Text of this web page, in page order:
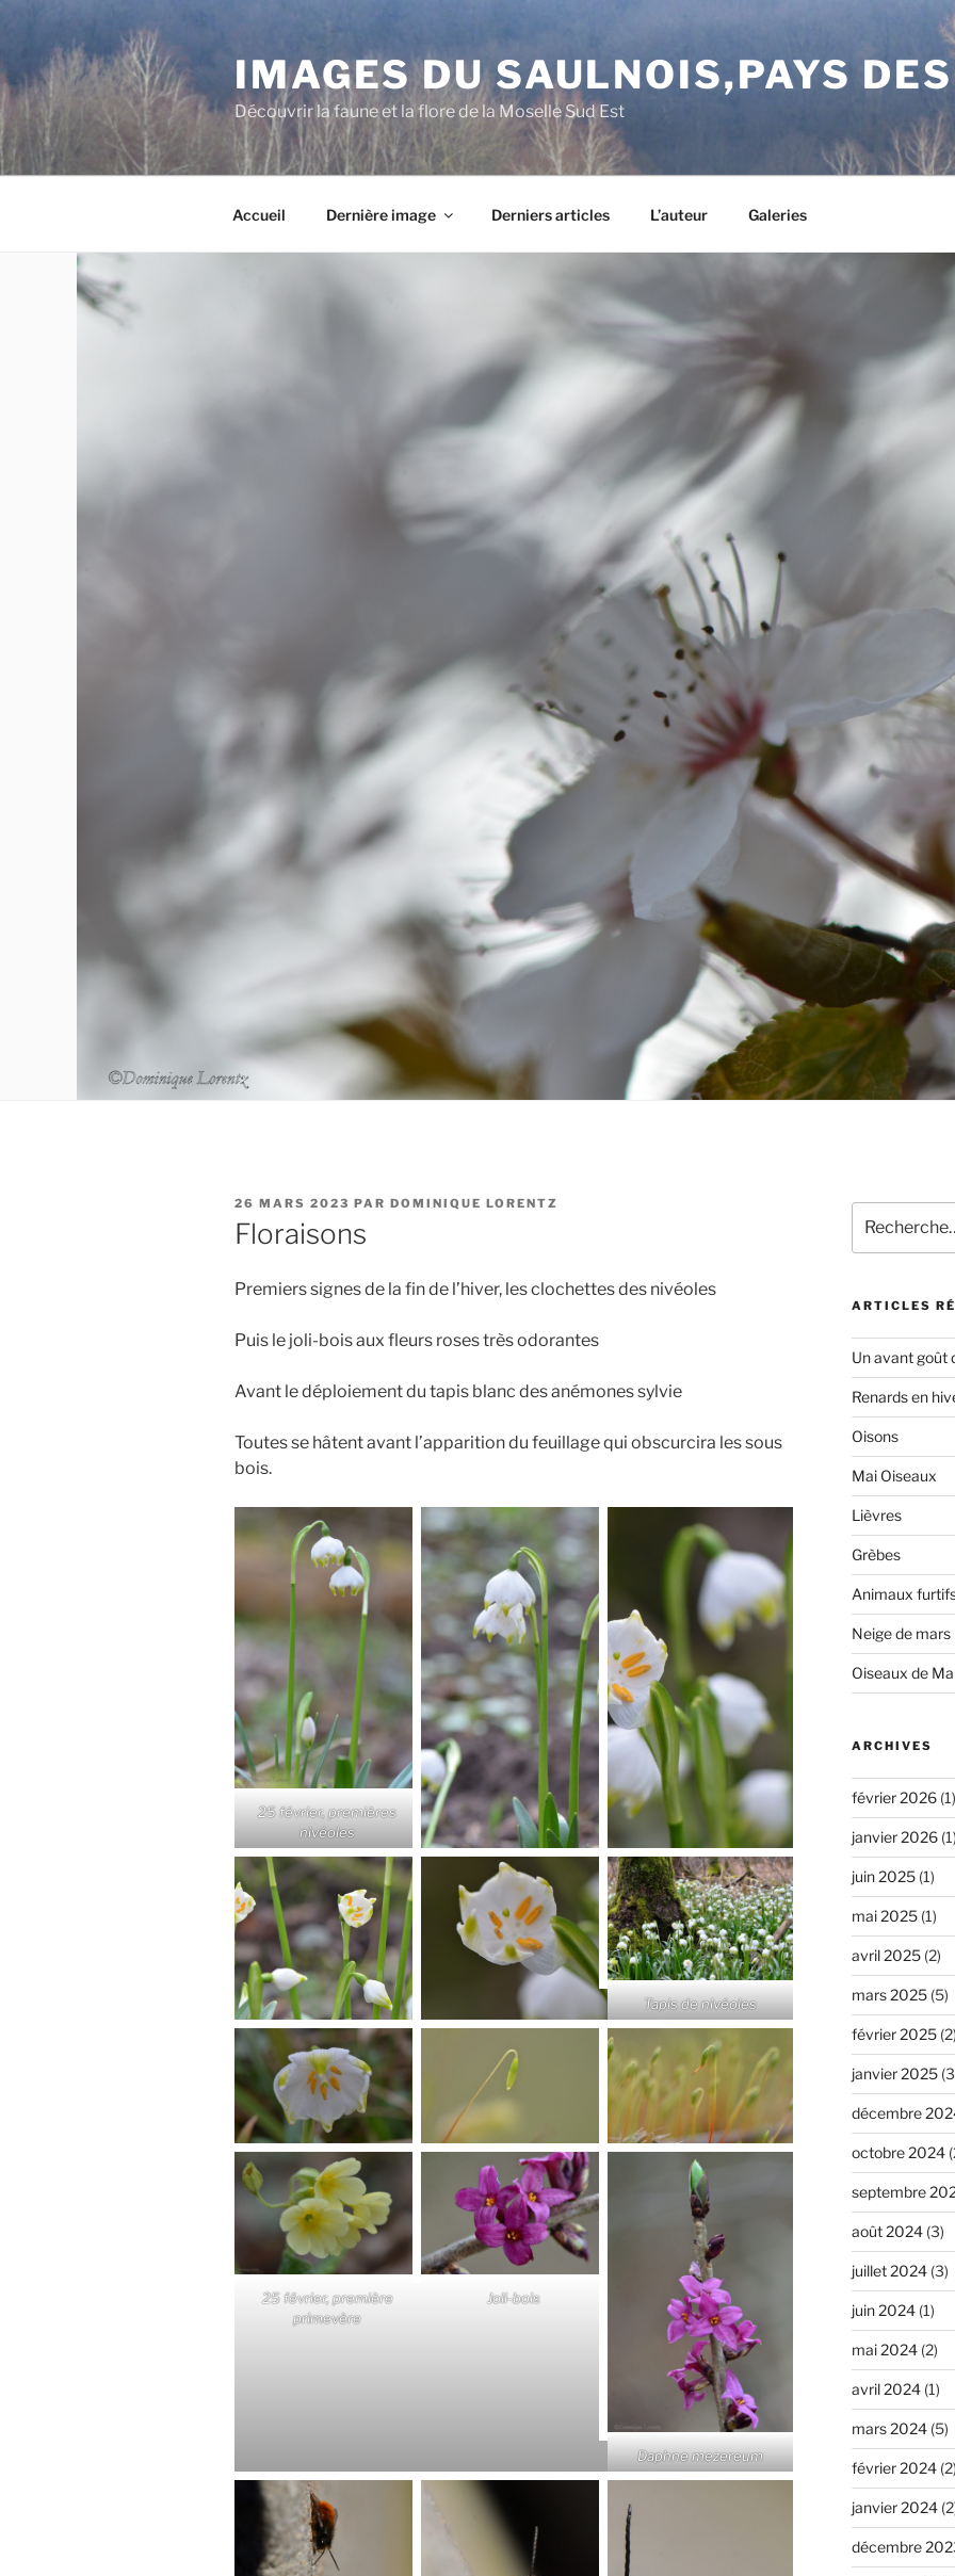
contenu
principal
IMAGES DU SAULNOIS,PAYS
Découvrir la faune et la flore de la Moselle Sud Est
Accueil Dernière image Derniers articles L’auteur Galeries
PUBLIÉ
LE
26 MARS 2023 PAR DOMINIQUE LORENTZ
Floraisons
Premiers signes de la fin de l’hiver, les clochettes des nivéoles
Puis le joli-bois aux fleurs roses très odorantes
Avant le déploiement du tapis blanc des anémones sylvie
Toutes se hâtent avant l’apparition du feuillage qui obscurcira les sous
bois.
25 février, premières
nivéoles
Tapis de nivéoles
25 février, première
primevère
Joli-bois
Daphne mezereum
pour
:
ARTICLES
Un avant goût
Renards en
Oisons
Mai Oiseaux
Lièvres
Grèbes
Animaux
Neige de mars
Oiseaux de
ARCHIVES
février 2026(1)
janvier 2026(1)
juin 2025(1)
mai 2025(1)
avril 2025(2)
mars 2025(5)
février 2025(2)
janvier 2025
décembre
octobre 2024
septembre
août 2024(3)
juillet 2024(3)
juin 2024(1)
mai 2024(2)
avril 2024(1)
mars 2024(5)
février 2024(2)
janvier 2024
décembre